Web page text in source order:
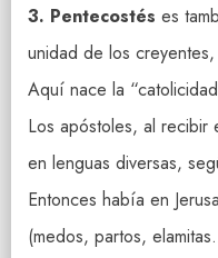
3. Pentecostés es
unidad de los
Aquí nace la
Los apóstoles, al recibir
en lenguas diversas,
Entonces había en
(medos, partos,